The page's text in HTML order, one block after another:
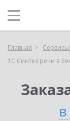
Главная
1С:Синтез речи в